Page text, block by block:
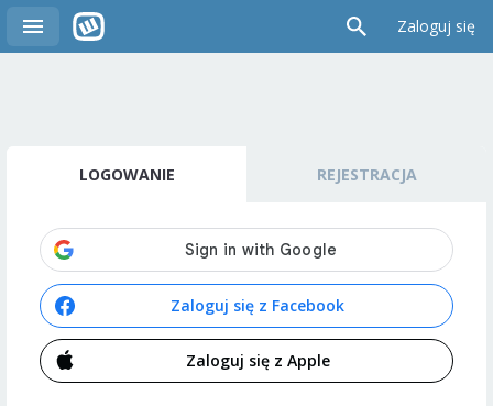
Zaloguj się
LOGOWANIE REJESTRACJA
Zaloguj się z Facebook
Zaloguj się z Apple